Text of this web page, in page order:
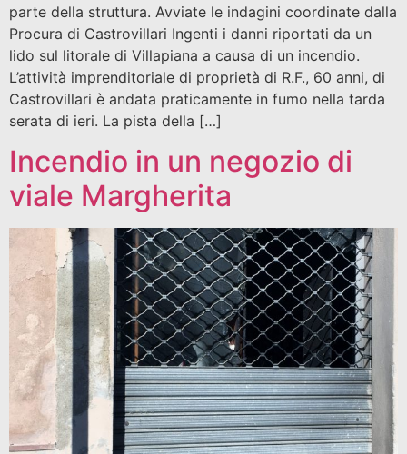
parte della struttura. Avviate le indagini coordinate dalla
Procura di Castrovillari Ingenti i danni riportati da un
lido sul litorale di Villapiana a causa di un incendio.
L’attività imprenditoriale di proprietà di R.F., 60 anni, di
Castrovillari è andata praticamente in fumo nella tarda
serata di ieri. La pista della […]
Incendio in un negozio di
viale Margherita